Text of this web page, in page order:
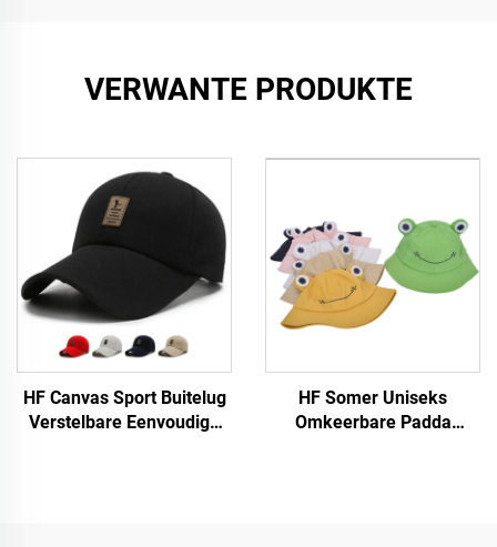
VERWANTE PRODUKTE
HF Canvas Sport Buitelug
Verstelbare Eenvoudige
HF Somer Uniseks
Omkeerbare Padda